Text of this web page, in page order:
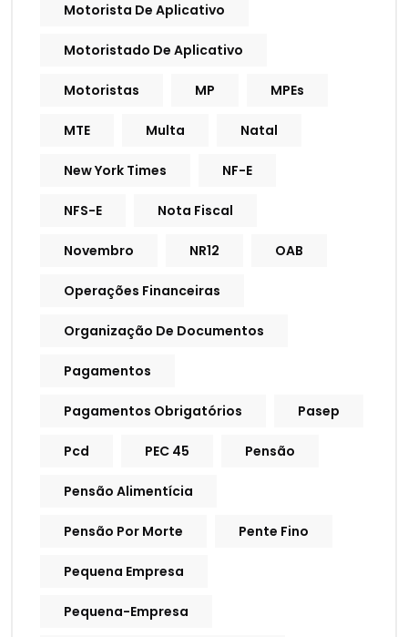
Motorista De Aplicativo
Motoristado De Aplicativo
Motoristas MP MPEs
MTE Multa Natal
New York Times NF-E
NFS-E Nota Fiscal
Novembro NR12 OAB
Operações Financeiras
Organização De Documentos
Pagamentos
Pagamentos Obrigatórios Pasep
Pcd PEC 45 Pensão
Pensão Alimentícia
Pensão Por Morte Pente Fino
Pequena Empresa
Pequena-Empresa